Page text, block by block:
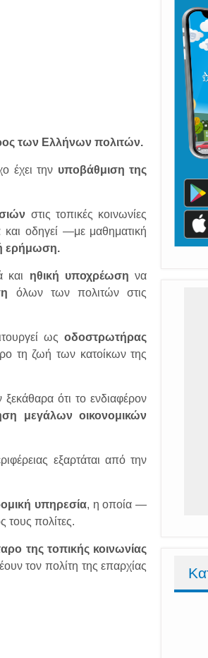
των Ελλήνων πολιτών.
έχει την υποβάθμιση της
στις τοπικές κοινωνίες
και οδηγεί —με μαθηματική
ερήμωση.
και ηθική υποχρέωση να
όλων των πολιτών στις
ωςοδοστρωτήρας
τη ζωή των κατοίκων της
ότι το ενδιαφέρον
μεγάλων οικονομικών
εξαρτάται από την
υπηρεσία, η οποία —
τους πολίτες.
της τοπικής κοινωνίας
τον πολίτη της επαρχίας